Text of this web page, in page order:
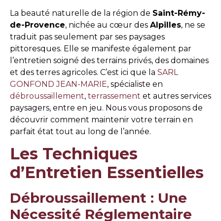
La beauté naturelle de la région de Saint-Rémy-
de-Provence, nichée au cœur des Alpilles, ne se
traduit pas seulement par ses paysages
pittoresques. Elle se manifeste également par
l’entretien soigné des terrains privés, des domaines
et des terres agricoles. C’est ici que la SARL
GONFOND JEAN-MARIE, spécialiste en
débroussaillement, terrassement et autres services
paysagers, entre en jeu. Nous vous proposons de
découvrir comment maintenir votre terrain en
parfait état tout au long de l’année.
Les Techniques
d’Entretien Essentielles
Débroussaillement : Une
Nécessité Réglementaire